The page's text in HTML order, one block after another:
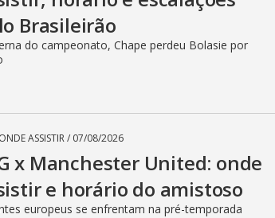
Brasileirão
do campeonato, Chape perdeu Bolasie por
ONDE ASSISTIR/ 07/08/2026
x Manchester United: onde
e horário do amistoso
europeus se enfrentam na pré-temporada